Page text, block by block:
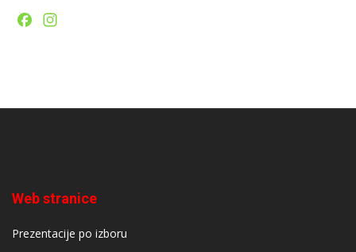
Facebook
Web stranice
Prezentacije po izboru